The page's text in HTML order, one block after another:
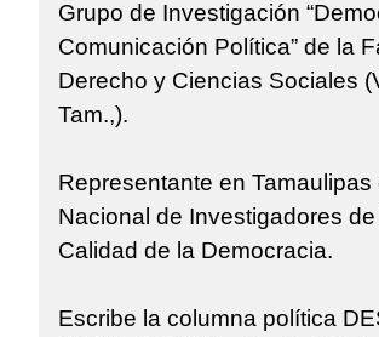
Grupo de Investigación
Comunicación Política” de la
Derecho y Ciencias Sociales
Tam.,).
Representante en Tamaulipas
Nacional de Investigadores
Calidad de la Democracia.
Escribe la columna política